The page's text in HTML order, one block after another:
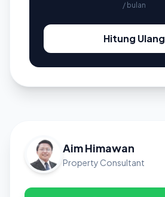
/ bulan
Hitung Ulang
Aim Himawan
Property Consultant